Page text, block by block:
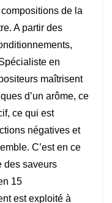
de la
A partir des
en
maîtrisent
d’un arôme, ce
ce qui est
négatives et
C’est en ce
des saveurs
15
est exploité à